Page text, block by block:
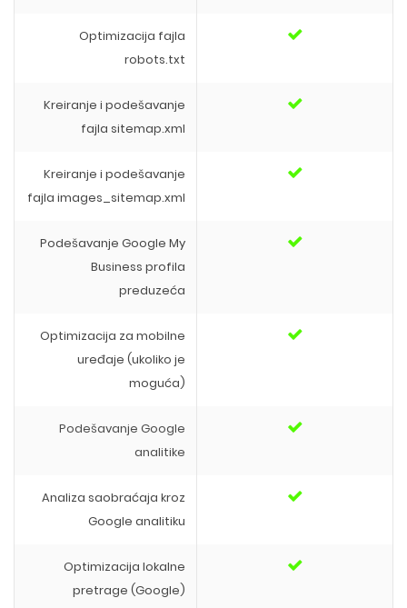
Optimizacija fajla
robots.txt
Kreiranje i podešavanje
fajla sitemap.xml
Kreiranje i podešavanje
fajla images_sitemap.xml
Podešavanje Google My
Business profila
preduzeća
Optimizacija za mobilne
uređaje (ukoliko je
moguća)
Podešavanje Google
analitike
Analiza saobraćaja kroz
Google analitiku
Optimizacija lokalne
pretrage (Google)